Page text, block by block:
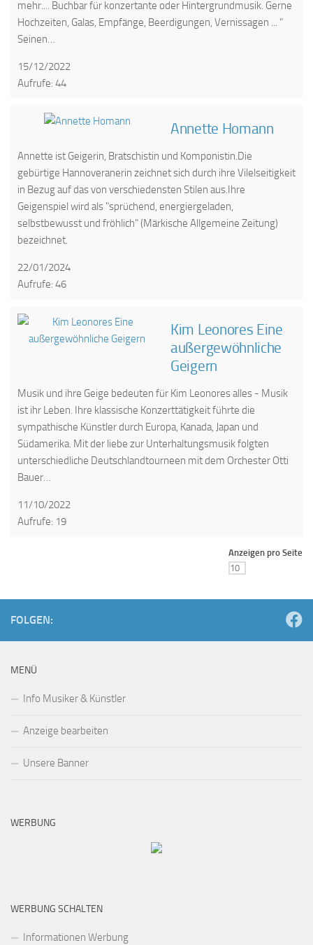
mehr.... Buchbar für konzertante oder Hintergrundmusik. Gerne
Hochzeiten, Galas, Empfänge, Beerdigungen, Vernissagen ... "​
Seinen…
15/12/2022
Aufrufe: 44
Annette Homann
Annette ist Geigerin, Bratschistin und Komponistin.Die
gebürtige Hannoveranerin zeichnet sich durch ihre Vilelseitigkeit
in Bezug auf das von verschiedensten Stilen aus.Ihre
Geigenspiel wird als "sprüchend, energiergeladen,
selbstbewusst und fröhlich" (Märkische Allgemeine Zeitung)
bezeichnet.
22/01/2024
Aufrufe: 46
Kim Leonores Eine
außergewöhnliche
Geigern
Musik und ihre Geige bedeuten für Kim Leonores alles - Musik
ist ihr Leben. Ihre klassische Konzerttätigkeit führte die
sympathische Künstler durch Europa, Kanada, Japan und
Südamerika. Mit der liebe zur Unterhaltungsmusik folgten
unterschiedliche Deutschlandtourneen mit dem Orchester Otti
Bauer…
11/10/2022
Aufrufe: 19
Anzeigen pro Seite
FOLGEN:
MENÜ
Info Musiker & Künstler
Anzeige bearbeiten
Unsere Banner
WERBUNG
WERBUNG SCHALTEN
Informationen Werbung